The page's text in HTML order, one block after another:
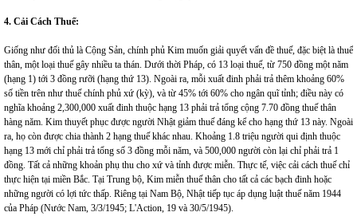
4. Cải Cách Thuế:
Giống như đối thủ là Cộng Sản, chính phủ Kim muốn giải quyết vấn đề thuế, đặc biệt là thuế
thân, một loại thuế gây nhiều ta thán. Dưới thời Pháp, có 13 loại thuế, từ 750 đồng một năm
(hạng 1) tới 3 đồng rưỡi (hạng thứ 13). Ngoài ra, mỗi xuất đinh phải trả thêm khoảng 60%
số tiền trên như thuế chính phủ xứ (kỳ), và từ 45% tới 60% cho ngân quĩ tỉnh; điều này có
nghĩa khoảng 2,300,000 xuất đinh thuộc hạng 13 phải trả tổng cộng 7.70 đồng thuế thân
hàng năm. Kim thuyết phục được người Nhật giảm thuế đáng kể cho hạng thứ 13 này. Ngoài
ra, họ còn được chia thành 2 hạng thuế khác nhau. Khoảng 1.8 triệu người qui định thuộc
hạng 13 mới chỉ phải trả tổng số 3 đồng mỗi năm, và 500,000 người còn lại chỉ phải trả 1
đồng. Tất cả những khoản phụ thu cho xứ và tỉnh được miễn. Thực tế, việc cải cách thuế chỉ
thực hiện tại miền Bắc. Tại Trung bộ, Kim miễn thuế thân cho tất cả các bạch đinh hoặc
những người có lợi tức thấp. Riêng tại Nam Bộ, Nhật tiếp tục áp dụng luật thuế năm 1944
của Pháp (Nước Nam, 3/3/1945; L'Action, 19 và 30/5/1945).